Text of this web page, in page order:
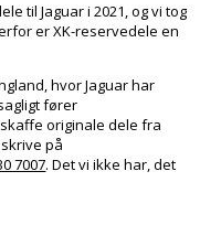
til Jaguar i 2021, og vi tog
er XK-reservedele en
hvor Jaguar har
fører
originale dele fra
på
7007. Det vi ikke har, det